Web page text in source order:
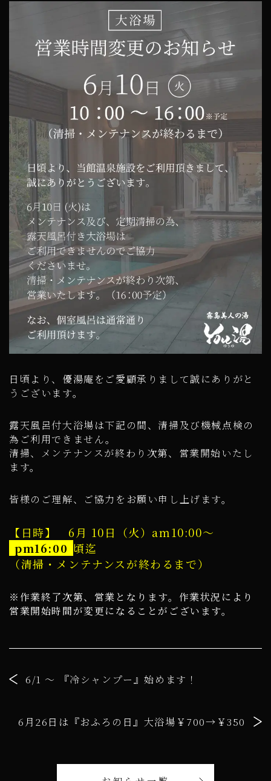
日頃より、優湯庵をご愛顧承りまして誠にありがと
うございます。
露天風呂付大浴場は下記の間、清掃及び機械点検の
為ご利用できません。
清掃、メンテナンスが終わり次第、営業開始いたし
ます。
皆様のご理解、ご協力をお願い申し上げます。
【日時】 6月 10日（火）am10:00～
pm16:00 頃迄
（清掃・メンテナンスが終わるまで）
※作業終了次第、営業となります。作業状況により
営業開始時間が変更になることがございます。
6/1 ～ 『冷シャンプー』始めます！
6月26日は『おふろの日』大浴場￥700→￥350